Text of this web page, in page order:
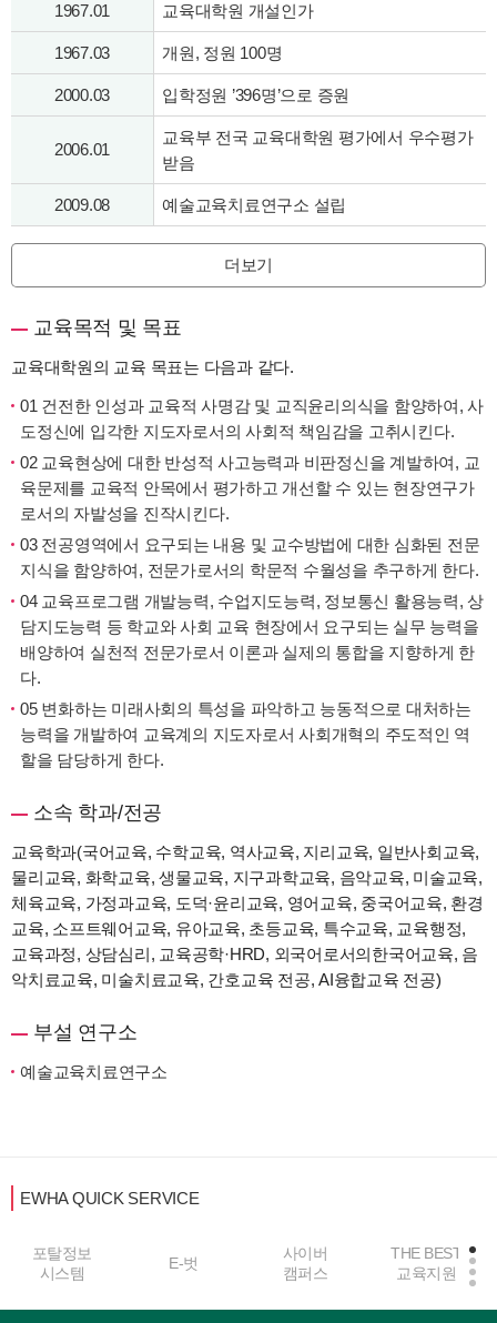
1967.01 교육대학원 개설인가
1967.03 개원, 정원 100명
2000.03 입학정원 ’396명’으로 증원
2006.01
교육부 전국 교육대학원 평가에서 우수평가
받음
2009.08 예술교육치료연구소 설립
더보기
교육목적 및 목표
교육대학원의 교육 목표는 다음과 같다.
01 건전한 인성과 교육적 사명감 및 교직윤리의식을 함양하여, 사
도정신에 입각한 지도자로서의 사회적 책임감을 고취시킨다.
02 교육현상에 대한 반성적 사고능력과 비판정신을 계발하여, 교
육문제를 교육적 안목에서 평가하고 개선할 수 있는 현장연구가
로서의 자발성을 진작시킨다.
03 전공영역에서 요구되는 내용 및 교수방법에 대한 심화된 전문
지식을 함양하여, 전문가로서의 학문적 수월성을 추구하게 한다.
04 교육프로그램 개발능력, 수업지도능력, 정보통신 활용능력, 상
담지도능력 등 학교와 사회 교육 현장에서 요구되는 실무 능력을
배양하여 실천적 전문가로서 이론과 실제의 통합을 지향하게 한
다.
05 변화하는 미래사회의 특성을 파악하고 능동적으로 대처하는
능력을 개발하여 교육계의 지도자로서 사회개혁의 주도적인 역
할을 담당하게 한다.
소속 학과/전공
교육학과(국어교육, 수학교육, 역사교육, 지리교육, 일반사회교육,
물리교육, 화학교육, 생물교육, 지구과학교육, 음악교육, 미술교육,
체육교육, 가정과교육, 도덕·윤리교육, 영어교육, 중국어교육, 환경
교육, 소프트웨어교육, 유아교육, 초등교육, 특수교육, 교육행정,
교육과정, 상담심리, 교육공학·HRD, 외국어로서의한국어교육, 음
악치료교육, 미술치료교육, 간호교육 전공, AI융합교육 전공)
부설 연구소
예술교육치료연구소
EWHA QUICK SERVICE
포탈정보
시스템
E-벗
사이버
캠퍼스
THE BEST
교육지원